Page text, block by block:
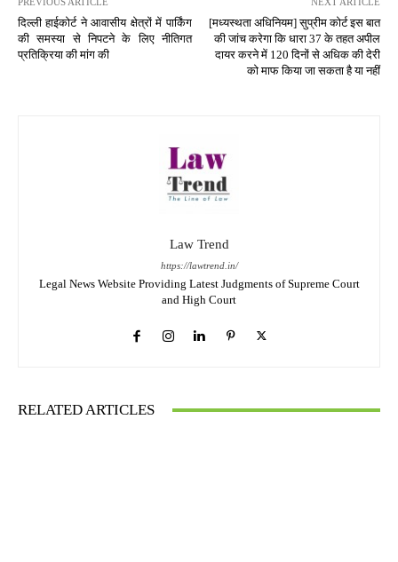
दिल्ली हाईकोर्ट ने आवासीय क्षेत्रों में पार्किंग
की समस्या से निपटने के लिए नीतिगत
प्रतिक्रिया की मांग की
[मध्यस्थता अधिनियम] सुप्रीम कोर्ट इस बात
की जांच करेगा कि धारा 37 के तहत अपील
दायर करने में 120 दिनों से अधिक की देरी
को माफ किया जा सकता है या नहीं
Law Trend
https://lawtrend.in/
Legal News Website Providing Latest Judgments of Supreme Court
and High Court
RELATED ARTICLES